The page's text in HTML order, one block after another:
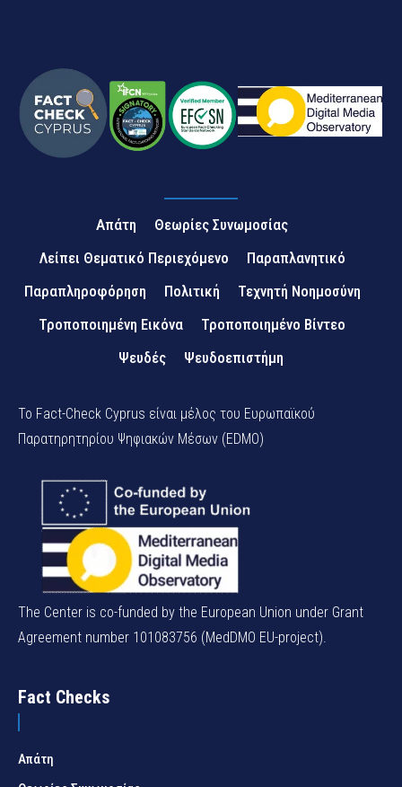
Απάτη
Θεωρίες Συνωμοσίας
Λείπει Θεματικό Περιεχόμενο
Παραπλανητικό
Παραπληροφόρηση
Πολιτική
Τεχνητή Νοημοσύνη
Τροποποιημένη Εικόνα
Τροποποιημένο Βίντεο
Ψευδές
Ψευδοεπιστήμη
Το Fact-Check Cyprus είναι μέλος του Ευρωπαϊκού
Παρατηρητηρίου Ψηφιακών Μέσων (EDMO)
The Center is co-funded by the European Union under Grant
Agreement number 101083756 (MedDMO EU-project).
Fact Checks
Απάτη